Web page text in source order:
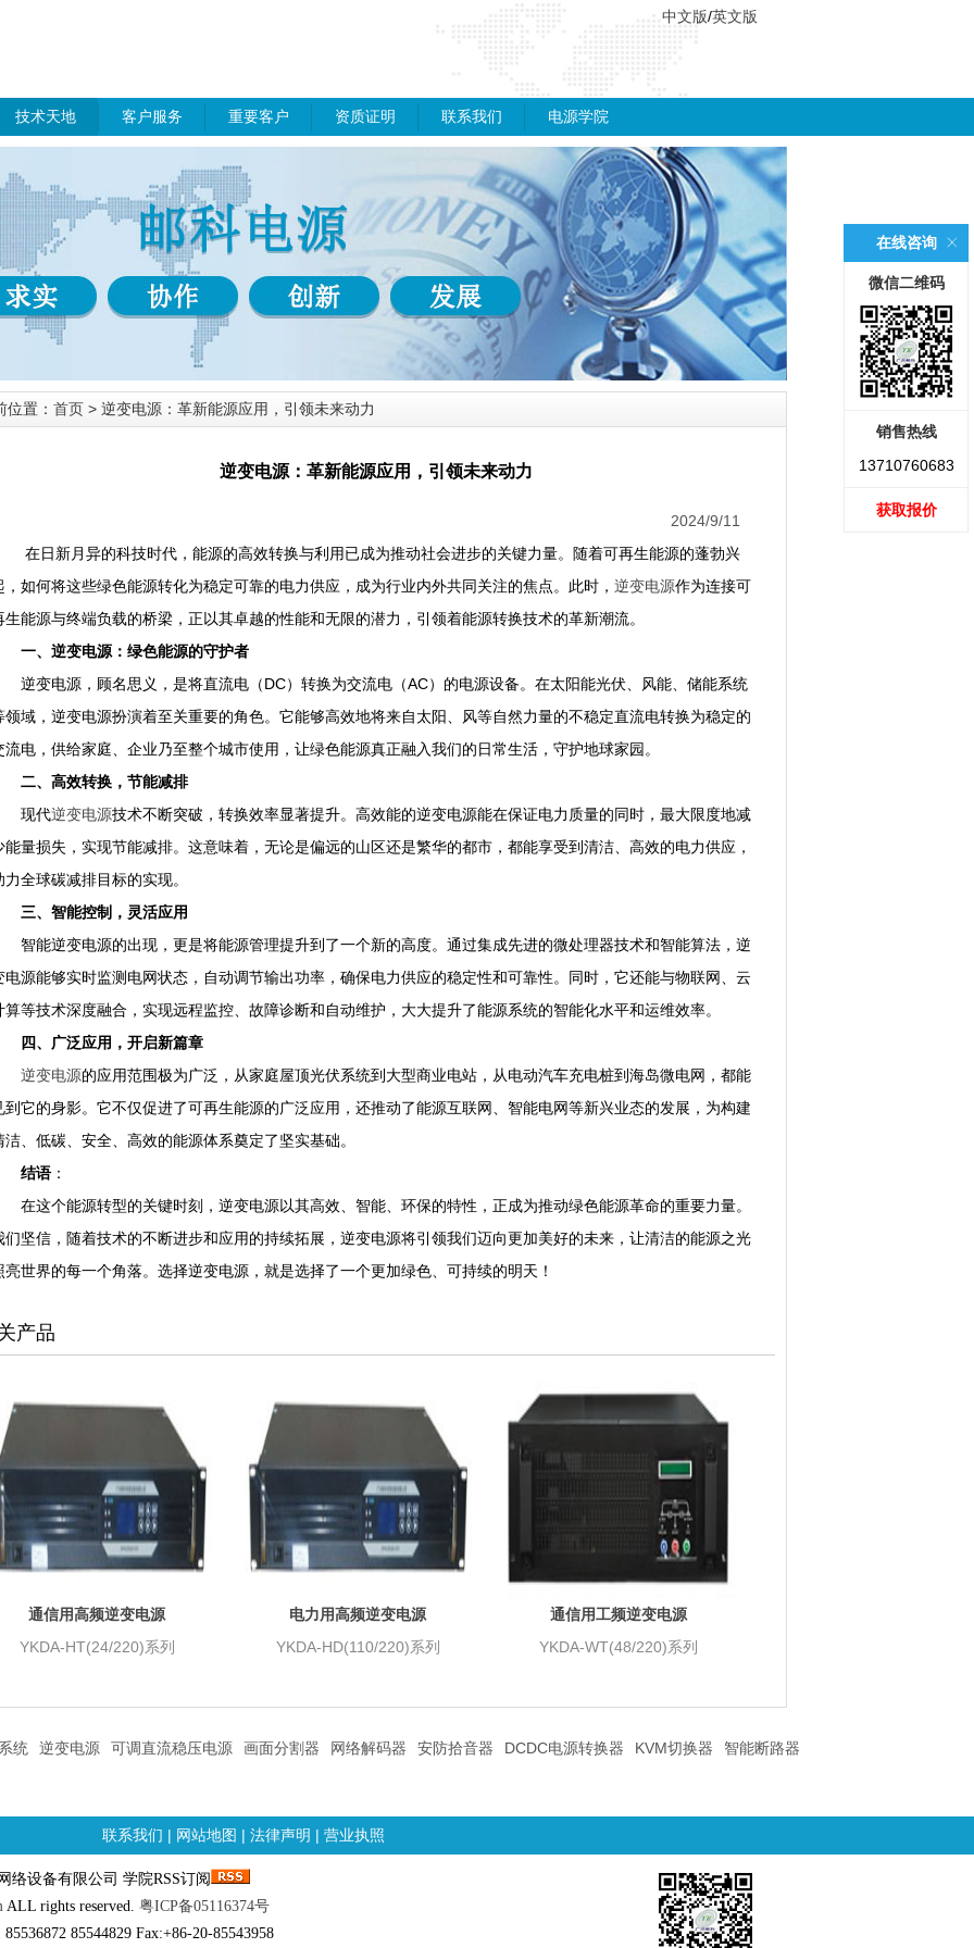
中文版/英文版
技术天地 客户服务 重要客户 资质证明 联系我们 电源学院
位置： 首页 > 逆变电源：革新能源应用，引领未来动力
逆变电源：革新能源应用，引领未来动力
2024/9/11
日新月异的科技时代，能源的高效转换与利用已成为推动社会进步的关键力量。随着可再生能源的蓬勃兴
，如何将这些绿色能源转化为稳定可靠的电力供应，成为行业内外共同关注的焦点。此时， 逆变电源作为连接可
生能源与终端负载的桥梁，正以其卓越的性能和无限的潜力，引领着能源转换技术的革新潮流。
一、逆变电源：绿色能源的守护者
变电源，顾名思义，是将直流电（DC）转换为交流电（AC）的电源设备。在太阳能光伏、风能、储能系统
领域，逆变电源扮演着至关重要的角色。它能够高效地将来自太阳、风等自然力量的不稳定直流电转换为稳定的
流电，供给家庭、企业乃至整个城市使用，让绿色能源真正融入我们的日常生活，守护地球家园。
二、高效转换，节能减排
代逆变电源技术不断突破，转换效率显著提升。高效能的逆变电源能在保证电力质量的同时，最大限度地减
能量损失，实现节能减排。这意味着，无论是偏远的山区还是繁华的都市，都能享受到清洁、高效的电力供应，
力全球碳减排目标的实现。
三、智能控制，灵活应用
能逆变电源的出现，更是将能源管理提升到了一个新的高度。通过集成先进的微处理器技术和智能算法，逆
电源能够实时监测电网状态，自动调节输出功率，确保电力供应的稳定性和可靠性。同时，它还能与物联网、云
算等技术深度融合，实现远程监控、故障诊断和自动维护，大大提升了能源系统的智能化水平和运维效率。
四、广泛应用，开启新篇章
逆变电源的应用范围极为广泛，从家庭屋顶光伏系统到大型商业电站，从电动汽车充电桩到海岛微电网，都能
到它的身影。它不仅促进了可再生能源的广泛应用，还推动了能源互联网、智能电网等新兴业态的发展，为构建
洁、低碳、安全、高效的能源体系奠定了坚实基础。
结语：
这个能源转型的关键时刻，逆变电源以其高效、智能、环保的特性，正成为推动绿色能源革命的重要力量。
们坚信，随着技术的不断进步和应用的持续拓展，逆变电源将引领我们迈向更加美好的未来，让清洁的能源之光
亮世界的每一个角落。选择逆变电源，就是选择了一个更加绿色、可持续的明天！
产品
通信用高频逆变电源
YKDA-HT(24/220)系列
电力用高频逆变电源
YKDA-HD(110/220)系列
通信用工频逆变电源
YKDA-WT(48/220)系列
统 逆变电源 可调直流稳压电源 画面分割器 网络解码器 安防拾音器 DCDC电源转换器 KVM切换器 智能断路器
联系我们 | 网站地图 | 法律声明 | 营业执照
络设备有限公司 学院RSS订阅
ALL rights reserved. 粤ICP备05116374号
85544829 Fax:+86-20-85543958
在线咨询
微信二维码
销售热线
13710760683
获取报价